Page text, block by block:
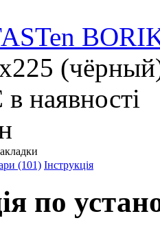
наявності
(101) Інструкція
по